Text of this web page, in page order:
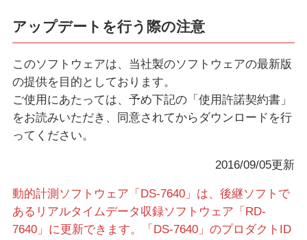
アップデートを行う際の注意
このソフトウェアは、当社製のソフトウェアの最新版
の提供を目的としております。
ご使用にあたっては、予め下記の「使用許諾契約書」
をお読みいただき、同意されてからダウンロードを行
ってください。
2016/09/05更新
動的計測ソフトウェア「DS-7640」は、後継ソフトで
あるリアルタイムデータ収録ソフトウェア「RD-
7640」に更新できます。「DS-7640」のプロダクトID